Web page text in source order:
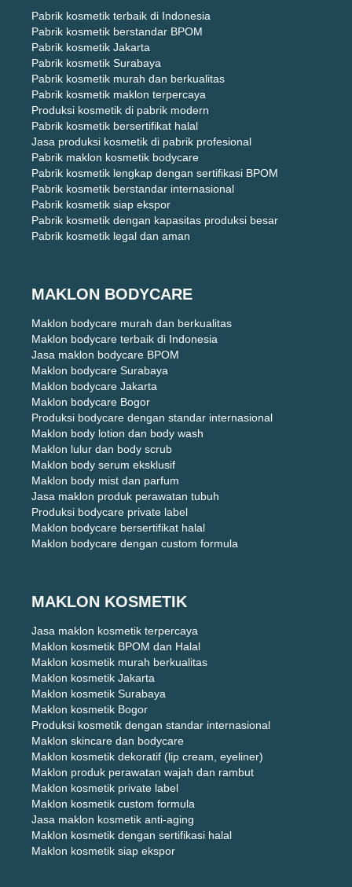
Pabrik kosmetik terbaik di Indonesia
Pabrik kosmetik berstandar BPOM
Pabrik kosmetik Jakarta
Pabrik kosmetik Surabaya
Pabrik kosmetik murah dan berkualitas
Pabrik kosmetik maklon terpercaya
Produksi kosmetik di pabrik modern
Pabrik kosmetik bersertifikat halal
Jasa produksi kosmetik di pabrik profesional
Pabrik maklon kosmetik bodycare
Pabrik kosmetik lengkap dengan sertifikasi BPOM
Pabrik kosmetik berstandar internasional
Pabrik kosmetik siap ekspor
Pabrik kosmetik dengan kapasitas produksi besar
Pabrik kosmetik legal dan aman
MAKLON BODYCARE
Maklon bodycare murah dan berkualitas
Maklon bodycare terbaik di Indonesia
Jasa maklon bodycare BPOM
Maklon bodycare Surabaya
Maklon bodycare Jakarta
Maklon bodycare Bogor
Produksi bodycare dengan standar internasional
Maklon body lotion dan body wash
Maklon lulur dan body scrub
Maklon body serum eksklusif
Maklon body mist dan parfum
Jasa maklon produk perawatan tubuh
Produksi bodycare private label
Maklon bodycare bersertifikat halal
Maklon bodycare dengan custom formula
MAKLON KOSMETIK
Jasa maklon kosmetik terpercaya
Maklon kosmetik BPOM dan Halal
Maklon kosmetik murah berkualitas
Maklon kosmetik Jakarta
Maklon kosmetik Surabaya
Maklon kosmetik Bogor
Produksi kosmetik dengan standar internasional
Maklon skincare dan bodycare
Maklon kosmetik dekoratif (lip cream, eyeliner)
Maklon produk perawatan wajah dan rambut
Maklon kosmetik private label
Maklon kosmetik custom formula
Jasa maklon kosmetik anti-aging
Maklon kosmetik dengan sertifikasi halal
Maklon kosmetik siap ekspor